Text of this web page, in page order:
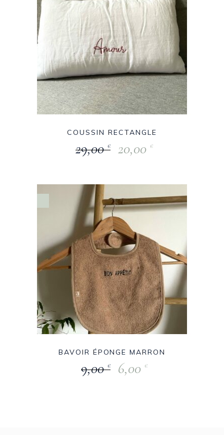
COUSSIN RECTANGLE
29,00€ 20,00 €
BAVOIR ÉPONGE MARRON
9,00€ 6,00 €